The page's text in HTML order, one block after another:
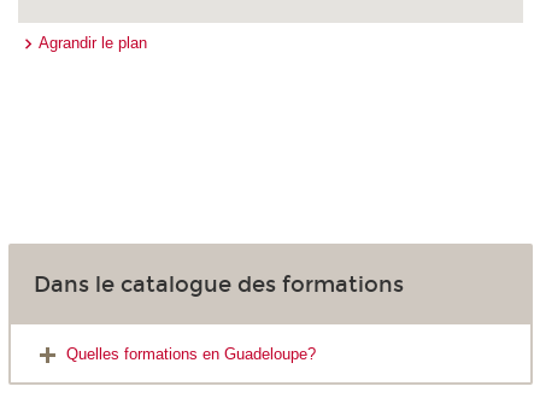
Agrandir le plan
Dans le catalogue des formations
Quelles formations en Guadeloupe?